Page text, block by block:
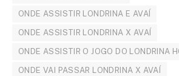
ONDE ASSISTIR LONDRINA E AVAÍ
ONDE ASSISTIR LONDRINA X AVAÍ
ONDE ASSISTIR O JOGO DO LONDRINA
ONDE VAI PASSAR LONDRINA X AVAÍ